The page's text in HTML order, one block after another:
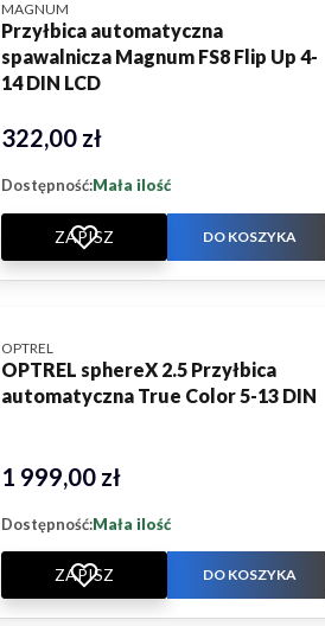
Przyłbica automatyczna
spawalnicza Magnum FS8 Flip Up 4-
14 DIN LCD
PRODUCENT
MAGNUM
Cena
322,00 zł
Dostępność:Mała ilość
ZAPISZ DO KOSZYKA
OPTREL sphereX 2.5 Przyłbica
automatyczna True Color 5-13 DIN
PRODUCENT
OPTREL
Cena
1 999,00 zł
Dostępność:Mała ilość
ZAPISZ DO KOSZYKA